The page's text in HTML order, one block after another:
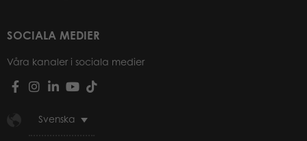
SOCIALA MEDIER
Våra kanaler i sociala medier
Svenska